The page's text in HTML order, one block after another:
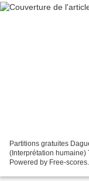
Partitions gratuites
(Interprétation
Powered by Free-